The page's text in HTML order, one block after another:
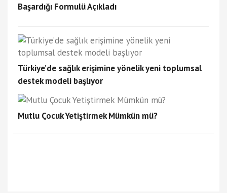
Başardığı Formulü Açıkladı
Türkiye’de sağlık erişimine yönelik yeni toplumsal
destek modeli başlıyor
Mutlu Çocuk Yetiştirmek Mümkün mü?